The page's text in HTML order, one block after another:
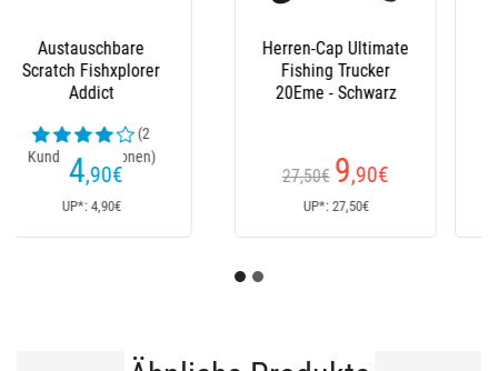
Stiefel Le Chameau
Kundenrezensionen)
170€ Ab 152
UP*: 170€
Latzhose Xm Ocean
235
UP*: 235€